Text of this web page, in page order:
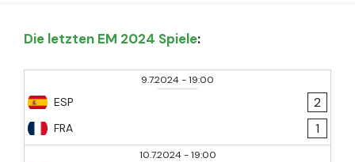
Die letzten EM 2024 Spiele:
9.7.2024-19:00
ESP
FRA
2
1
10.7.2024-19:00